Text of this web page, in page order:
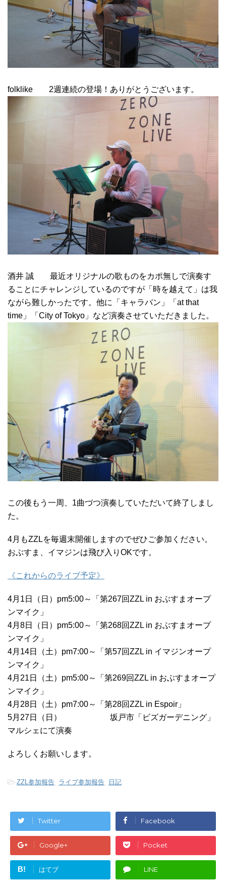
folklike 2週連続の登場！ありがとうございます。
酒井 誠 最近オリジナルの歌ものをカポ無しで演奏す
ることにチャレンジしているのですが「時を越えて」は我
ながら難しかったです。他に「キャラバン」「at that
time」「City of Tokyo」など演奏させていただきました。
この後もう一周、1曲づつ演奏していただいて終了しまし
た。
4月もZZLを毎週末開催しますのでぜひご参加ください。
おぶすま、イマジンは飛び入りOKです。
《これからのライブ予定》
4月1日（日）pm5:00～「第267回ZZL in おぶすまオープ
ンマイク」
4月8日（日）pm5:00～「第268回ZZL in おぶすまオープ
ンマイク」
4月14日（土）pm7:00～「第57回ZZL in イマジンオープ
ンマイク」
4月21日（土）pm5:00～「第269回ZZL in おぶすまオープ
ンマイク」
4月28日（土）pm7:00～「第28回ZZL in Espoir」
5月27日（日） 坂戸市「ビズガーデニング」
マルシェにて演奏
よろしくお願いします。
-ZZL参加報告 ライブ参加報告 日記
Twitter Facebook
Google+ Pocket
B! はてブ LINE